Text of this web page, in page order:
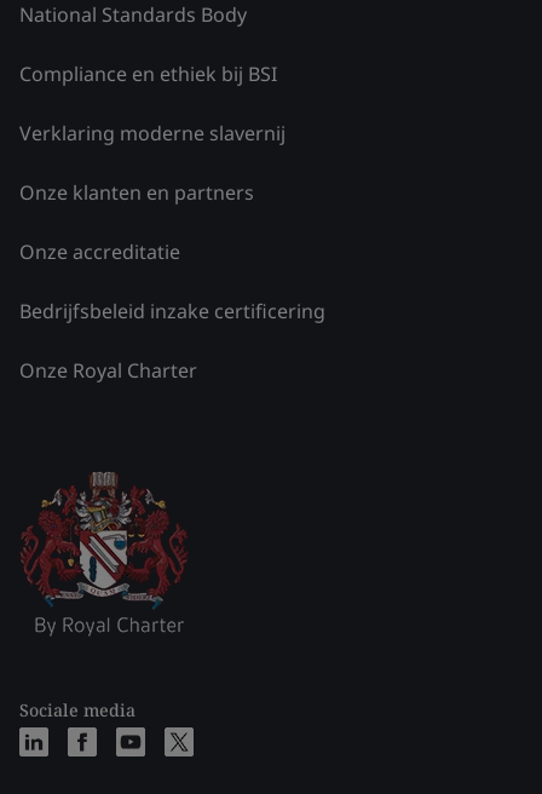
National Standards Body
Compliance en ethiek bij BSI
Verklaring moderne slavernij
Onze klanten en partners
Onze accreditatie
Bedrijfsbeleid inzake certificering
Onze Royal Charter
Sociale media